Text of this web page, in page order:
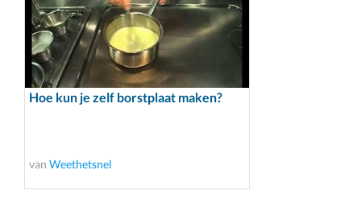
Hoe kun je zelf borstplaat maken?
van Weethetsnel